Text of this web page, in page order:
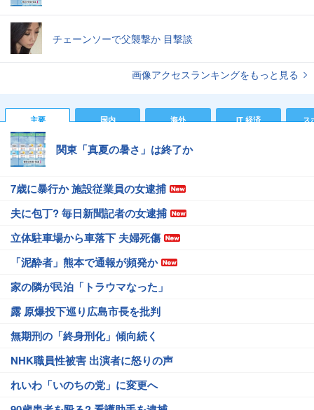
チェーンソーで父襲撃か 目撃談
画像アクセスランキングをもっと見る
主要 国内 海外 IT 経済 ス
関東「真夏の暑さ」は終了か
7歳に暴行か 施設従業員の女逮捕
夫に包丁? 毎日新聞記者の女逮捕
立体駐車場から車落下 夫婦死傷
「泥酔者」熊本で通報が頻発か
家の隣が民泊「トラウマなった」
露 原爆投下巡り広島市長を批判
無期刑の「終身刑化」傾向続く
NHK職員性被害 出演者に怒りの声
れいわ「いのちの党」に変更へ